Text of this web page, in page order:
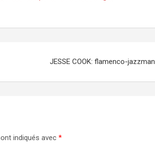
JESSE COOK: flamenco-jazzman
indiqués avec *